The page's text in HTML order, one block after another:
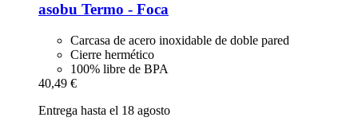
asobu Termo -​ Foca
Carcasa de acero inoxidable de doble pared
Cierre hermético
100% libre de BPA
40,49 €
Entrega hasta el 18 agosto